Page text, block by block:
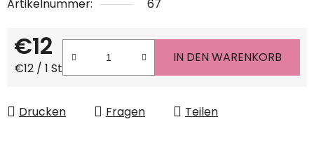
Artikelnummer:
67
€12
Verkaufspreis:
€12 / 1 St
IN DEN WARENKORB
Drucken Fragen Teilen